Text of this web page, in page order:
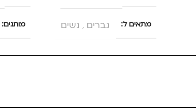
מתאים ל גברים , נשים
סוג תיק
מותגים